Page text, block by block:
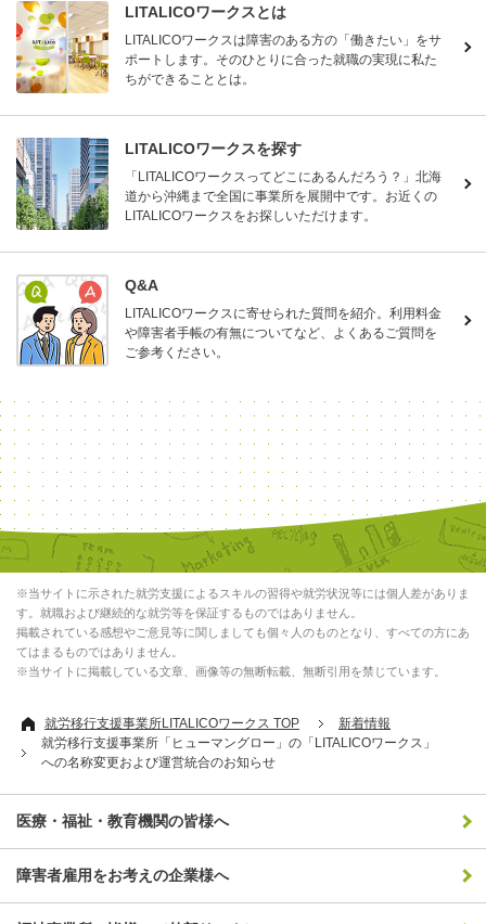
LITALICOワークスとは
LITALICOワークスは障害のある方の「働きたい」をサ
ポートします。そのひとりに合った就職の実現に私た
ちができることとは。
LITALICOワークスを探す
「LITALICOワークスってどこにあるんだろう？」北海
道から沖縄まで全国に事業所を展開中です。お近くの
LITALICOワークスをお探しいただけます。
Q&A
LITALICOワークスに寄せられた質問を紹介。利用料金
や障害者手帳の有無についてなど、よくあるご質問を
ご参考ください。
※当サイトに示された就労支援によるスキルの習得や就労状況等には個人差がありま
す。就職および継続的な就労等を保証するものではありません。
掲載されている感想やご意見等に関しましても個々人のものとなり、すべての方にあ
てはまるものではありません。
※当サイトに掲載している文章、画像等の無断転載、無断引用を禁じています。
就労移行支援事業所LITALICOワークス TOP
新着情報
就労移行支援事業所「ヒューマングロー」の「LITALICOワークス」
への名称変更および運営統合のお知らせ
医療・福祉・教育機関の皆様へ
障害者雇用をお考えの企業様へ